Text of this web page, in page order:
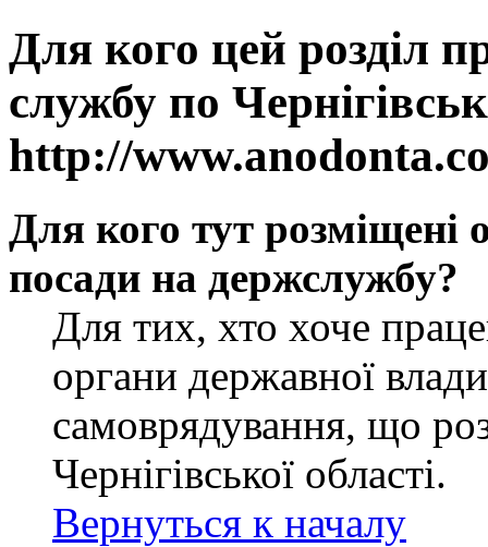
Для кого цей розділ
службу по
http://
Для кого тут розміщені
посади на держслужбу?
Для тих, хто хоче
органи державної
самоврядування, що
Чернігівської області.
Вернуться к началу